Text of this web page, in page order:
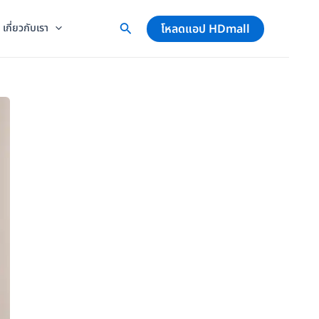
เกี่ยวกับเรา โหลดแอป HDmall